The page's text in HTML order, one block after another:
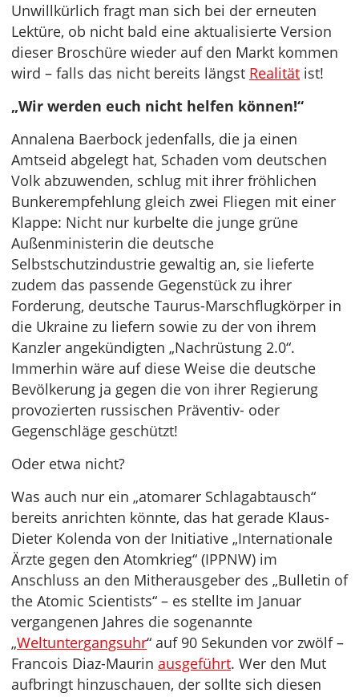
Unwillkürlich fragt man sich bei der erneuten
Lektüre, ob nicht bald eine aktualisierte Version
dieser Broschüre wieder auf den Markt kommen
wird – falls das nicht bereits längst Realität ist!
„Wir werden euch nicht helfen können!“
Annalena Baerbock jedenfalls, die ja einen
Amtseid abgelegt hat, Schaden vom deutschen
Volk abzuwenden, schlug mit ihrer fröhlichen
Bunkerempfehlung gleich zwei Fliegen mit einer
Klappe: Nicht nur kurbelte die junge grüne
Außenministerin die deutsche
Selbstschutzindustrie gewaltig an, sie lieferte
zudem das passende Gegenstück zu ihrer
Forderung, deutsche Taurus-Marschflugkörper in
die Ukraine zu liefern sowie zu der von ihrem
Kanzler angekündigten „Nachrüstung 2.0“.
Immerhin wäre auf diese Weise die deutsche
Bevölkerung ja gegen die von ihrer Regierung
provozierten russischen Präventiv- oder
Gegenschläge geschützt!
Oder etwa nicht?
Was auch nur ein „atomarer Schlagabtausch“
bereits anrichten könnte, das hat gerade Klaus-
Dieter Kolenda von der Initiative „Internationale
Ärzte gegen den Atomkrieg“ (IPPNW) im
Anschluss an den Mitherausgeber des „Bulletin of
the Atomic Scientists“ – es stellte im Januar
vergangenen Jahres die sogenannte
„Weltuntergangsuhr“ auf 90 Sekunden vor zwölf –
Francois Diaz-Maurin ausgeführt. Wer den Mut
aufbringt hinzuschauen, der sollte sich diesen